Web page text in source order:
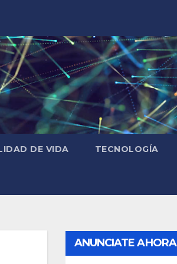
DE VIDA TECNOLOGÍA
ANUNCIATE AHORA